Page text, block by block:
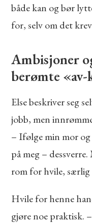
både kan og bør
for, selv om det
Ambisjoner
berømte
Else beskriver seg
jobb, men
– Ifølge min mor
på meg –
rom for hvile, særlig
Hvile for henne
gjøre noe praktisk.